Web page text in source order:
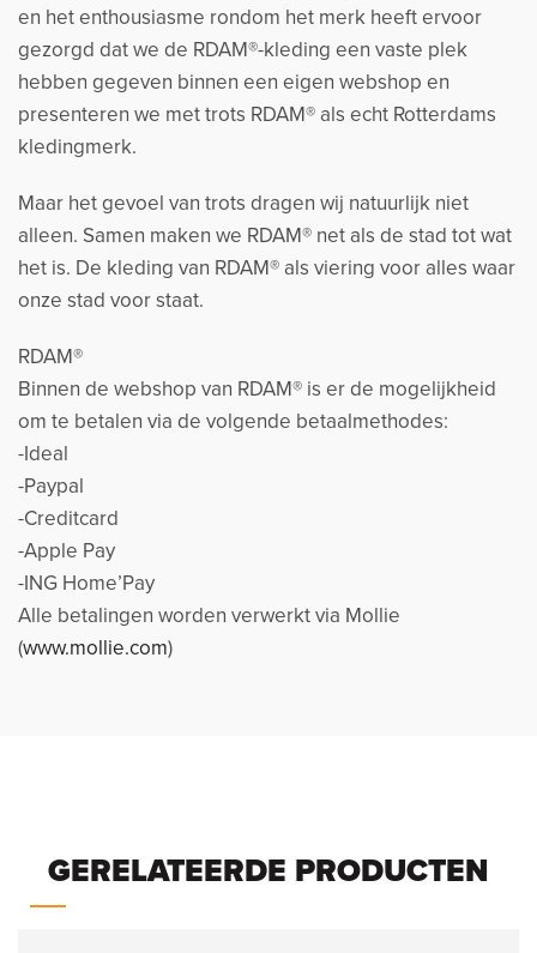
en het enthousiasme rondom het merk heeft ervoor
gezorgd dat we de RDAM®-kleding een vaste plek
hebben gegeven binnen een eigen webshop en
presenteren we met trots RDAM® als echt Rotterdams
kledingmerk.
Maar het gevoel van trots dragen wij natuurlijk niet
alleen. Samen maken we RDAM® net als de stad tot wat
het is. De kleding van RDAM® als viering voor alles waar
onze stad voor staat.
RDAM®
Binnen de webshop van RDAM® is er de mogelijkheid
om te betalen via de volgende betaalmethodes:
-Ideal
-Paypal
-Creditcard
-Apple Pay
-ING Home’Pay
Alle betalingen worden verwerkt via Mollie
(www.mollie.com)
GERELATEERDE PRODUCTEN